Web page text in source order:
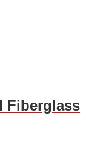
Fiberglass